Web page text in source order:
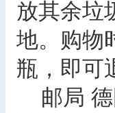
放其余垃
地。购物
瓶，即可
邮局 德